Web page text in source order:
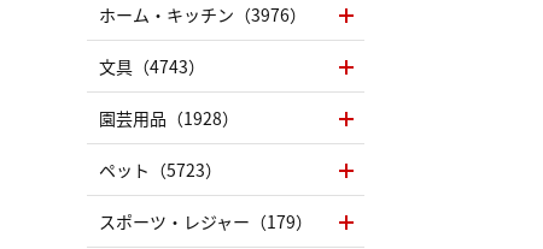
ホーム・キッチン（3976）
文具（4743）
園芸用品（1928）
ペット（5723）
スポーツ・レジャー（179）